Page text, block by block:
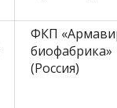
ФКП
биофабрика»
(Россия)